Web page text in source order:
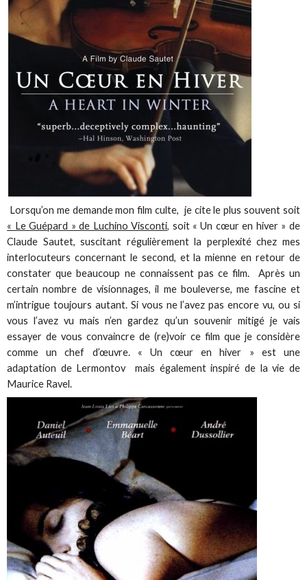
Lorsqu’on me demande mon film culte, je cite le plus souvent soit
« Le Guépard » de Luchino Visconti, soit « Un cœur en hiver » de
Claude Sautet, suscitant régulièrement la perplexité chez mes
interlocuteurs concernant le second, et la mienne en retour de
constater que beaucoup ne connaissent pas ce film. Après un
certain nombre de visionnages, il me bouleverse, me fascine et
m’intrigue toujours autant. Si vous ne l’avez pas encore vu, ou si
vous l’avez vu mais n’en gardez qu’un souvenir mitigé je vais
essayer de vous convaincre de (re)voir ce film que je considère
comme un chef d’œuvre. « Un cœur en hiver » est une
adaptation de Lermontov mais également inspiré de la vie de
Maurice Ravel.